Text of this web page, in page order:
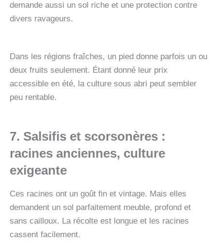
demande aussi un sol riche et une protection contre
divers ravageurs.
Dans les régions fraîches, un pied donne parfois un ou
deux fruits seulement. Étant donné leur prix
accessible en été, la culture sous abri peut sembler
peu rentable.
7. Salsifis et scorsonères :
racines anciennes, culture
exigeante
Ces racines ont un goût fin et vintage. Mais elles
demandent un sol parfaitement meuble, profond et
sans cailloux. La récolte est longue et les racines
cassent facilement.